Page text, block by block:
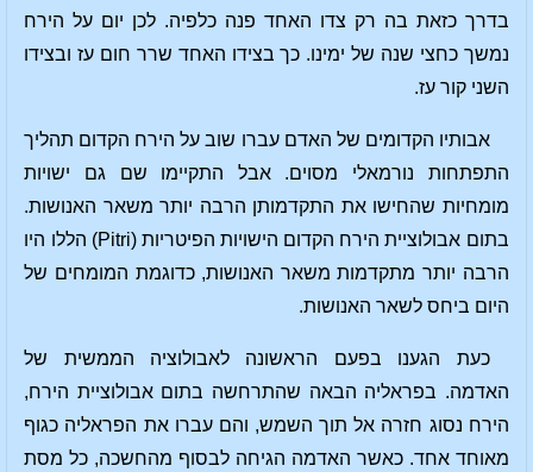
בדרך כזאת בה רק צדו האחד פנה כלפיה. לכן יום על הירח
נמשך כחצי שנה של ימינו. כך בצידו האחד שרר חום עז ובצידו
השני קור עז.
אבותיו הקדומים של האדם עברו שוב על הירח הקדום תהליך
התפתחות נורמאלי מסוים. אבל התקיימו שם גם ישויות
מומחיות שהחישו את התקדמותן הרבה יותר משאר האנושות.
בתום אבולוציית הירח הקדום הישויות הפיטריות (Pitri) הללו היו
הרבה יותר מתקדמות משאר האנושות, כדוגמת המומחים של
היום ביחס לשאר האנושות.
כעת הגענו בפעם הראשונה לאבולוציה הממשית של
האדמה. בפראליה הבאה שהתרחשה בתום אבולוציית הירח,
הירח נסוג חזרה אל תוך השמש, והם עברו את הפראליה כגוף
מאוחד אחד. כאשר האדמה הגיחה לבסוף מהחשכה, כל מסת